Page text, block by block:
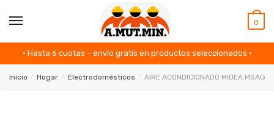
0
• Hasta 6 cuotas – envío gratis en productos seleccionados •
Inicio / Hogar / Electrodomésticos / AIRE ACONDICIONADO MIDEA